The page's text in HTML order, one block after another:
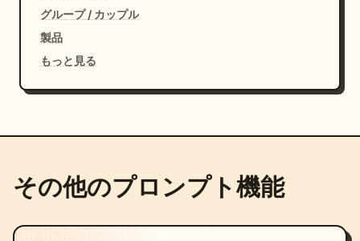
グループ / カップル
製品
もっと見る
その他のプロンプト機能